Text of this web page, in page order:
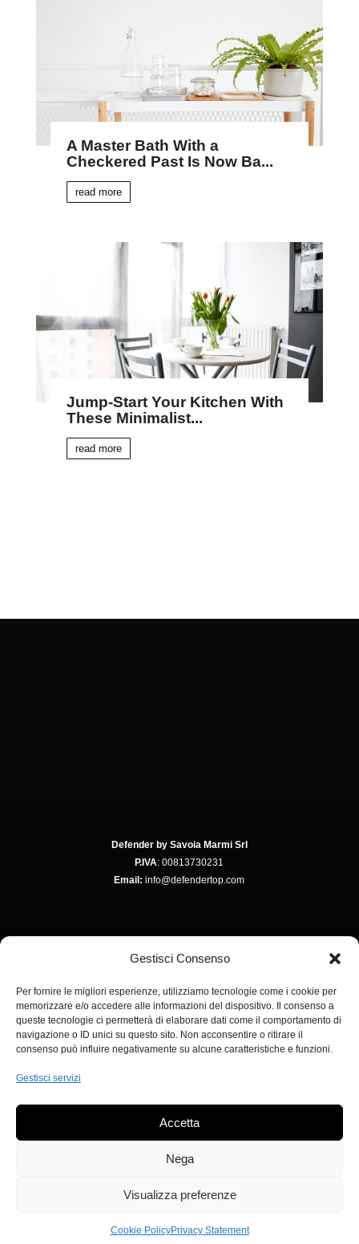
Gestisci Consenso
Per fornire le migliori esperienze, utilizziamo tecnologie come i cookie per
memorizzare e/o accedere alle informazioni del dispositivo. Il consenso a
queste tecnologie ci permetterà di elaborare dati come il comportamento di
navigazione o ID unici su questo sito. Non acconsentire o ritirare il
consenso può influire negativamente su alcune caratteristiche e funzioni.
Gestisci servizi
Accetta
Nega
Visualizza preferenze
Cookie PolicyPrivacy Statement
A Master Bath With a
Checkered Past Is Now Ba...
read more
Jump-Start Your Kitchen With
These Minimalist...
read more
Defender by Savoia Marmi Srl
P.IVA: 00813730231
Email: info@defendertop.com
Via Colombare, 3
VERONA – ITALY